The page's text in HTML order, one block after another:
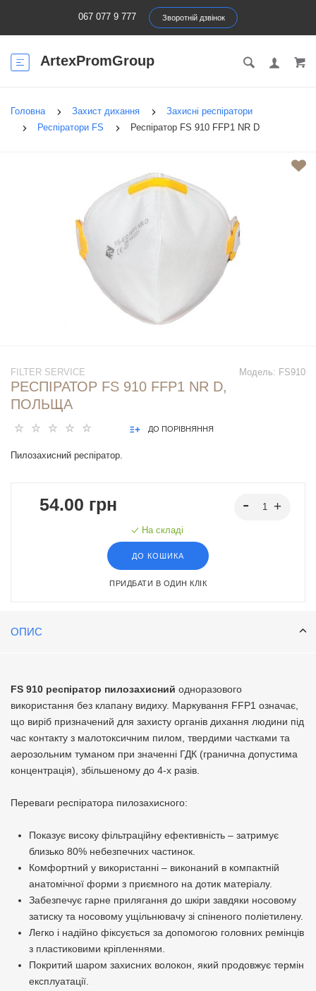
067 077 9 777 Зворотній дзвінок
ArtexPromGroup
Головна Захист дихання
Захисні респіратори
Респіратори FS
Респіратор FS 910 FFP1 NR D
Модель: FS910
FILTER SERVICE
РЕСПІРАТОР FS 910 FFP1 NR D,
ПОЛЬЩА
ДО ПОРІВНЯННЯ
Пилозахисний респіратор.
54.00 грн
На складі
ДО КОШИКА
ПРИДБАТИ В ОДИН КЛІК
ОПИС
FS 910 респіратор пилозахисний одноразового
використання без клапану видиху. Маркування FFP1 означає,
що виріб призначений для захисту органів дихання людини під
час контакту з малотоксичним пилом, твердими частками та
аерозольним туманом при значенні ГДК (гранична допустима
концентрація), збільшеному до 4-х разів.
Переваги респіратора пилозахисного:
Показує високу фільтраційну ефективність – затримує
близько 80% небезпечних частинок.
Комфортний у використанні – виконаний в компактній
анатомічної форми з приємного на дотик матеріалу.
Забезпечує гарне прилягання до шкіри завдяки носовому
затиску та носовому ущільнювачу зі спіненого поліетилену.
Легко і надійно фіксується за допомогою головних ремінців
з пластиковими кріпленнями.
Покритий шаром захисних волокон, який продовжує термін
експлуатації.